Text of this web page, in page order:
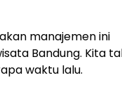
manajemen ini
Bandung. Kita
waktu lalu.